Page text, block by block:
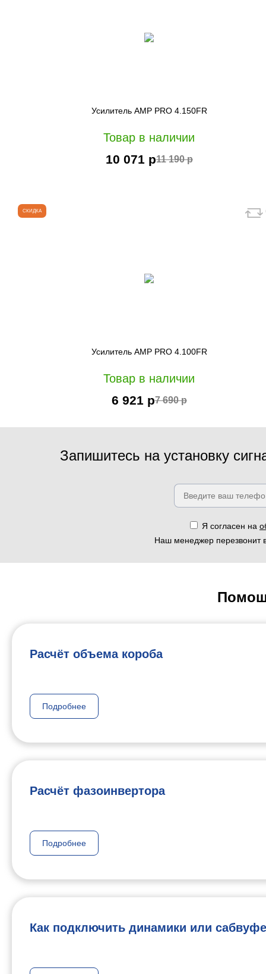
Усилитель AMP PRO 4.150FR
Товар в наличии
10 071 р11 190 р
Усилитель AMP PRO 4.100FR
Товар в наличии
6 921 р7 690 р
СКИДКА
Запишитесь на установку
Я согласен на
Наш менеджер перезвонит
Расчёт объема короба
Подробнее
Расчёт фазоинвертора
Подробнее
Как подключить динамики или